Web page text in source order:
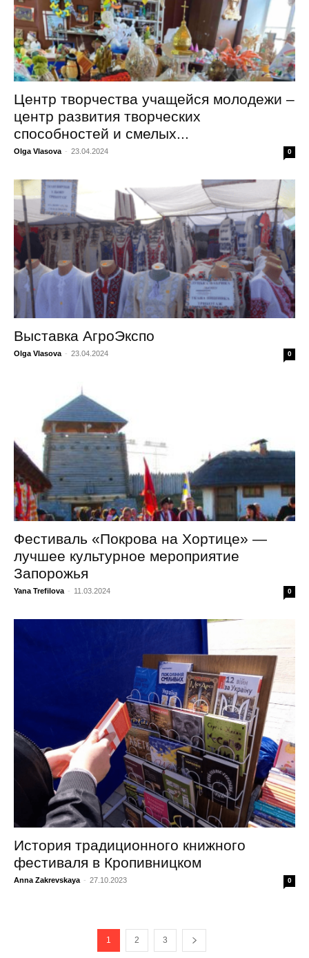
Центр творчества учащейся молодежи –
центр развития творческих
способностей и смелых...
Olga Vlasova - 23.04.2024 0
Выставка АгроЭкспо
Olga Vlasova - 23.04.2024 0
Фестиваль «Покрова на Хортице» —
лучшее культурное мероприятие
Запорожья
Yana Trefilova - 11.03.2024 0
История традиционного книжного
фестиваля в Кропивницком
Anna Zakrevskaya - 27.10.2023 0
1 2 3